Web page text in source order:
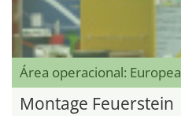
Área operacional: Europea
Montage Feuerstein